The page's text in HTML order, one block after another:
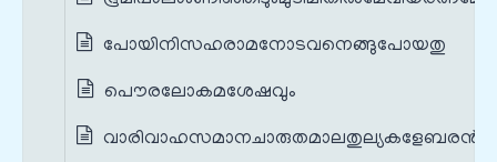
പോയിനിസഹരാമനോടവനെങ്ങുപോയതു
പൌരലോകമശേഷവും
വാരിവാഹസമാനചാരുതമാലതുല്യകളേബരന്‍